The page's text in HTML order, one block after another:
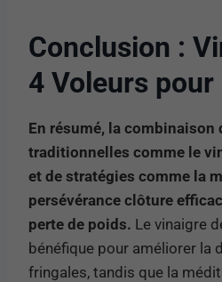
Conclusion :
4 Voleurs
En résumé, la combinaison
traditionnelles comme le
et de stratégies comme la
persévérance clôture
perte de poids. Le vinaigre
bénéfique pour améliorer la
fringales, tandis que la